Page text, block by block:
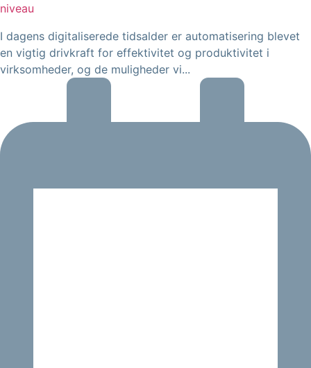
niveau
I dagens digitaliserede tidsalder er automatisering blevet
en vigtig drivkraft for effektivitet og produktivitet i
virksomheder, og de muligheder vi...